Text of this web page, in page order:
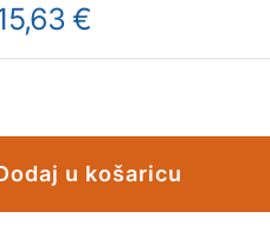
€
u košaricu